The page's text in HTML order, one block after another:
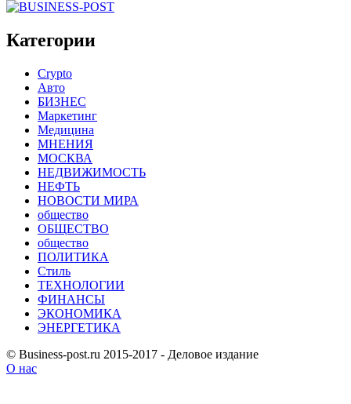
Категории
Crypto
Авто
БИЗНЕС
Маркетинг
Медицина
МНЕНИЯ
МОСКВА
НЕДВИЖИМОСТЬ
НЕФТЬ
НОВОСТИ МИРА
общество
ОБЩЕСТВО
общество
ПОЛИТИКА
Стиль
ТЕХНОЛОГИИ
ФИНАНСЫ
ЭКОНОМИКА
ЭНЕРГЕТИКА
© Business-post.ru 2015-2017 - Деловое издание
О нас